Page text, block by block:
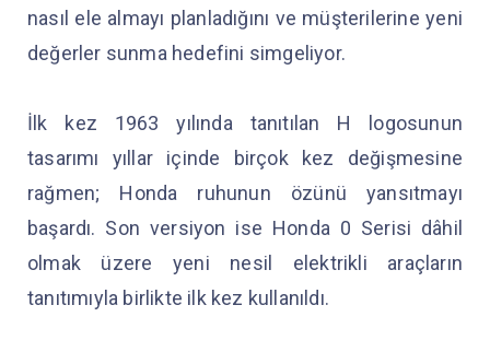
nasıl ele almayı planladığını ve müşterilerine yeni
değerler sunma hedefini simgeliyor.
İlk kez 1963 yılında tanıtılan H logosunun
tasarımı yıllar içinde birçok kez değişmesine
rağmen; Honda ruhunun özünü yansıtmayı
başardı. Son versiyon ise Honda 0 Serisi dâhil
olmak üzere yeni nesil elektrikli araçların
tanıtımıyla birlikte ilk kez kullanıldı.